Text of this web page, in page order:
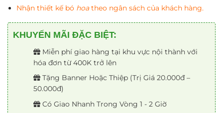
Nhận thiết kế bó hoatheo ngân sách của khách hàng.
KHUYẾN MÃI ĐẶC BIỆT:
Miễn phí giao hàng tại khu vực nội thành với
hóa đơn từ 400K trở lên
Tặng Banner Hoặc Thiệp (Trị Giá 20.000đ –
50.000đ)
Có Giao Nhanh Trong Vòng 1 - 2 Giờ